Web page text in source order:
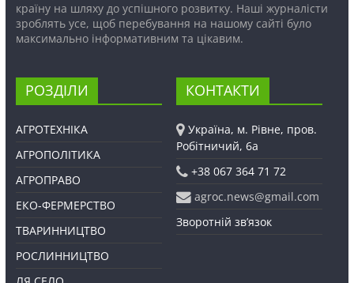
країну на шляху до успішного розвитку. Наші журналісти
зроблять усе, щоб перебування на нашому сайті було
максимально інформативним та цікавим.
РОЗДІЛИ
АГРОТЕХНІКА
АГРОПОЛІТИКА
АГРОПРАВО
ЕКО-ФЕРМЕРСТВО
ТВАРИННИЦТВО
РОСЛИННИЦТВО
КОНТАКТИ
Україна, м. Рівне, пров.
Робітничий, 6а
+38 067 364 71 72
agroc.news@gmail.com
Зворотній зв’язок